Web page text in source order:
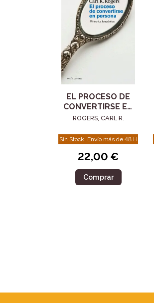
EL PROCESO DE
CONVERTIRSE EN
PERSONA
ROGERS, CARL R.
Sin Stock. Envío más de 48 H
22,00 €
Comprar